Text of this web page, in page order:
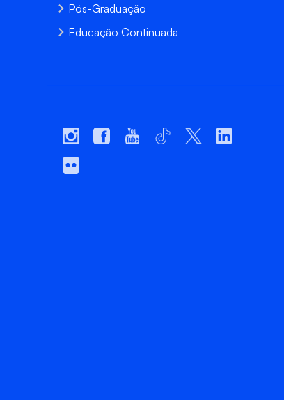
Pós-Graduação
Educação Continuada